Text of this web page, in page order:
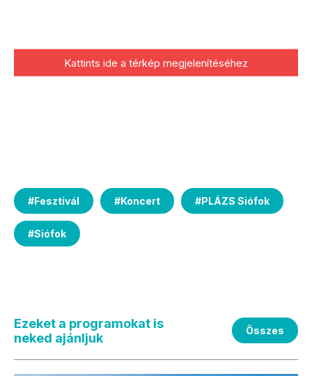
Kattints ide a térkép megjelenítéséhez
#Fesztivál #Koncert #PLÁZS Siófok
#Siófok
Ezeket a programokat is
neked ajánljuk
Összes